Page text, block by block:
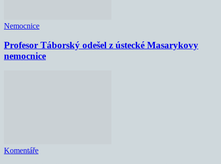
Nemocnice
Profesor Táborský odešel z ústecké Masarykovy
nemocnice
Komentáře